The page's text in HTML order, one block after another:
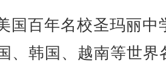
国百年名校圣玛丽
、韩国、越南等世